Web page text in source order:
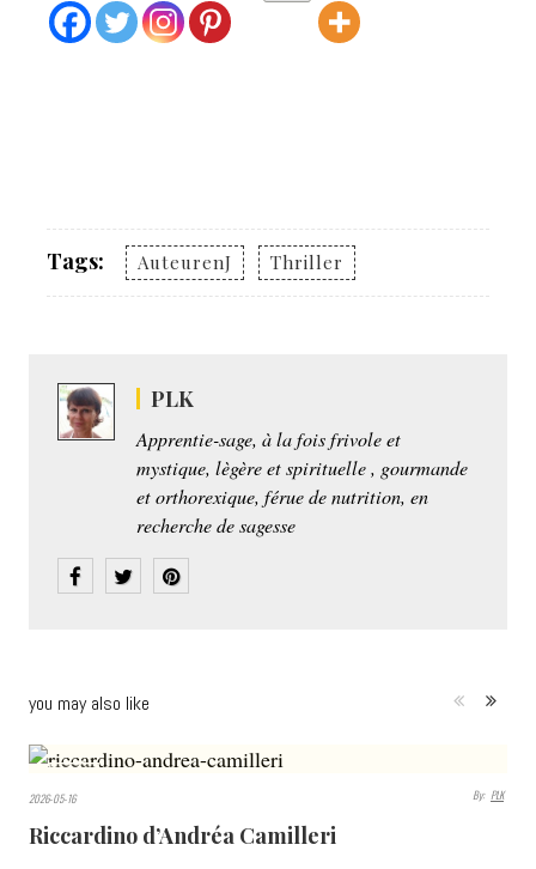
Tags: AuteurenJ Thriller
PLK
Apprentie-sage, à la fois frivole et
mystique, lègère et spirituelle , gourmande
et orthorexique, férue de nutrition, en
recherche de sagesse
you may also like
VIEWS
2026-05-16 By: PLK
Riccardino d’Andréa Camilleri